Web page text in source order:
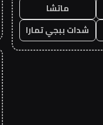
ماتشا
شدات ببجي تمارا